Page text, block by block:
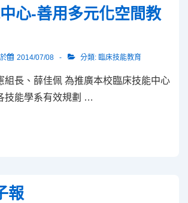
心-善用多元化空間教
2014/07/08 分類: 臨床技能教育
組長、薛佳佩 為推廣本校臨床技能中心
技能學系有效規劃 …
報